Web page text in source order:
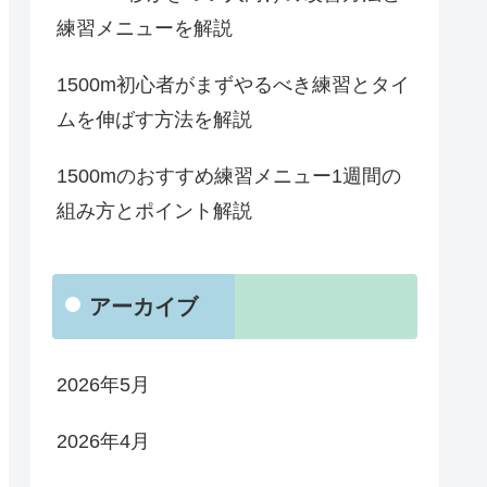
練習メニューを解説
1500m初心者がまずやるべき練習とタイ
ムを伸ばす方法を解説
1500mのおすすめ練習メニュー1週間の
組み方とポイント解説
アーカイブ
2026年5月
2026年4月